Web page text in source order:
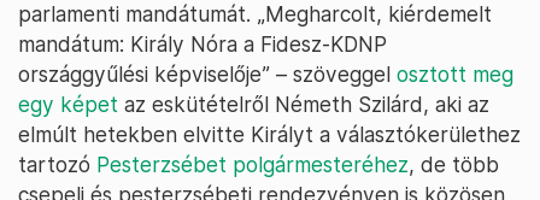
parlamenti mandátumát. „Megharcolt, kiérdemelt
mandátum: Király Nóra a Fidesz-KDNP
országgyűlési képviselője” – szöveggel osztott meg
egy képet az eskütételről Németh Szilárd, aki az
elmúlt hetekben elvitte Királyt a választókerülethez
tartozó Pesterzsébet polgármesteréhez, de több
csepeli és pesterzsébeti rendezvényen is közösen